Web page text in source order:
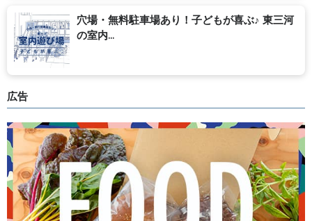
穴場・無料駐車場あり！子どもが喜ぶ♪ 東三河
の室内...
広告